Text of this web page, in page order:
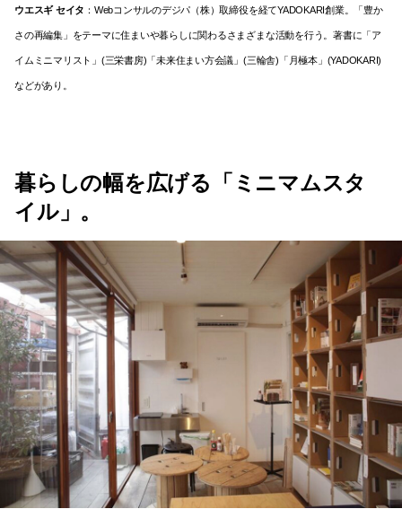
ウエスギ セイタ ：Webコンサルのデジパ（株）取締役を経てYADOKARI創業。「豊か
さの再編集」をテーマに住まいや暮らしに関わるさまざまな活動を行う。著書に「ア
イムミニマリスト」(三栄書房)「未来住まい方会議」(三輪舎)「月極本」(YADOKARI)
などがあり。
暮らしの幅を広げる
「ミニマムスタ
イル」。